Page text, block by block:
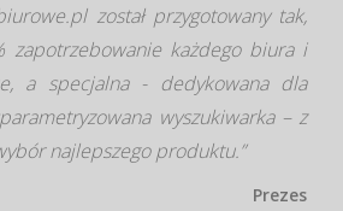
został przygotowany tak,
zapotrzebowanie każdego biura i
a specjalna - dedykowana dla
wyszukiwarka – z
najlepszego produktu.
Prezes